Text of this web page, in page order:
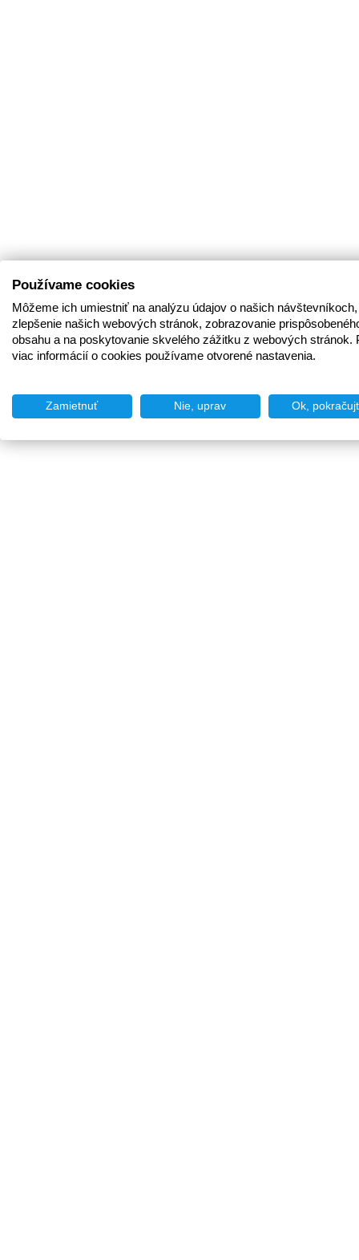
Používame cookies
Môžeme ich umiestniť na analýzu údajov o našich
zlepšenie našich webových stránok, zobrazovanie
obsahu a na poskytovanie skvelého zážitku z webových stránok.
viac informácií o cookies používame otvorené nastavenia.
Zamietnuť Nie, uprav Ok,